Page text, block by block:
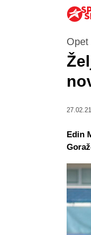
Opet
Edin